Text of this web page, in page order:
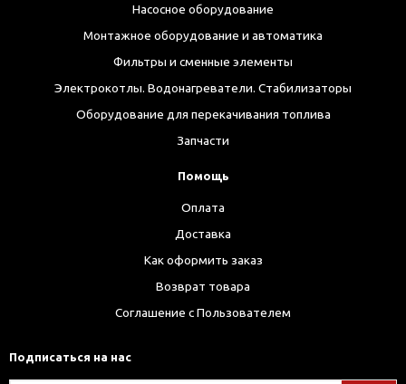
Насосное оборудование
Монтажное оборудование и автоматика
Фильтры и сменные элементы
Электрокотлы. Водонагреватели. Стабилизаторы
Оборудование для перекачивания топлива
Запчасти
Помощь
Оплата
Доставка
Как оформить заказ
Возврат товара
Соглашение с Пользователем
Подписаться на нас